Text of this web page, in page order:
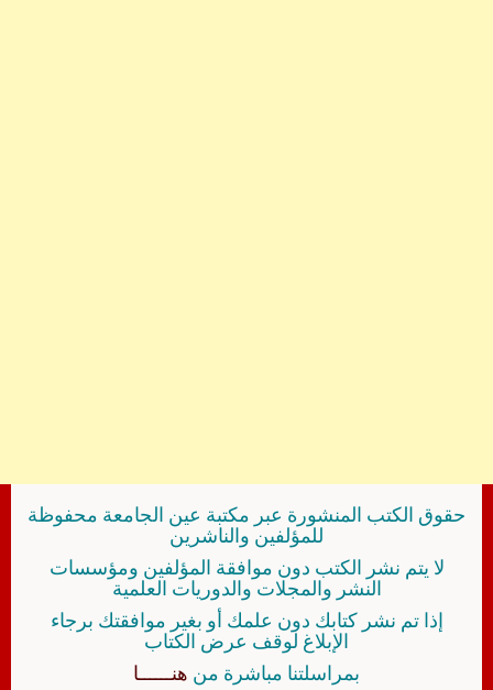
حقوق الكتب المنشورة عبر مكتبة عين الجامعة محفوظة
للمؤلفين والناشرين
لا يتم نشر الكتب دون موافقة المؤلفين ومؤسسات
النشر والمجلات والدوريات العلمية
إذا تم نشر كتابك دون علمك أو بغير موافقتك برجاء
الإبلاغ لوقف عرض الكتاب
بمراسلتنا مباشرة من هنــــــا